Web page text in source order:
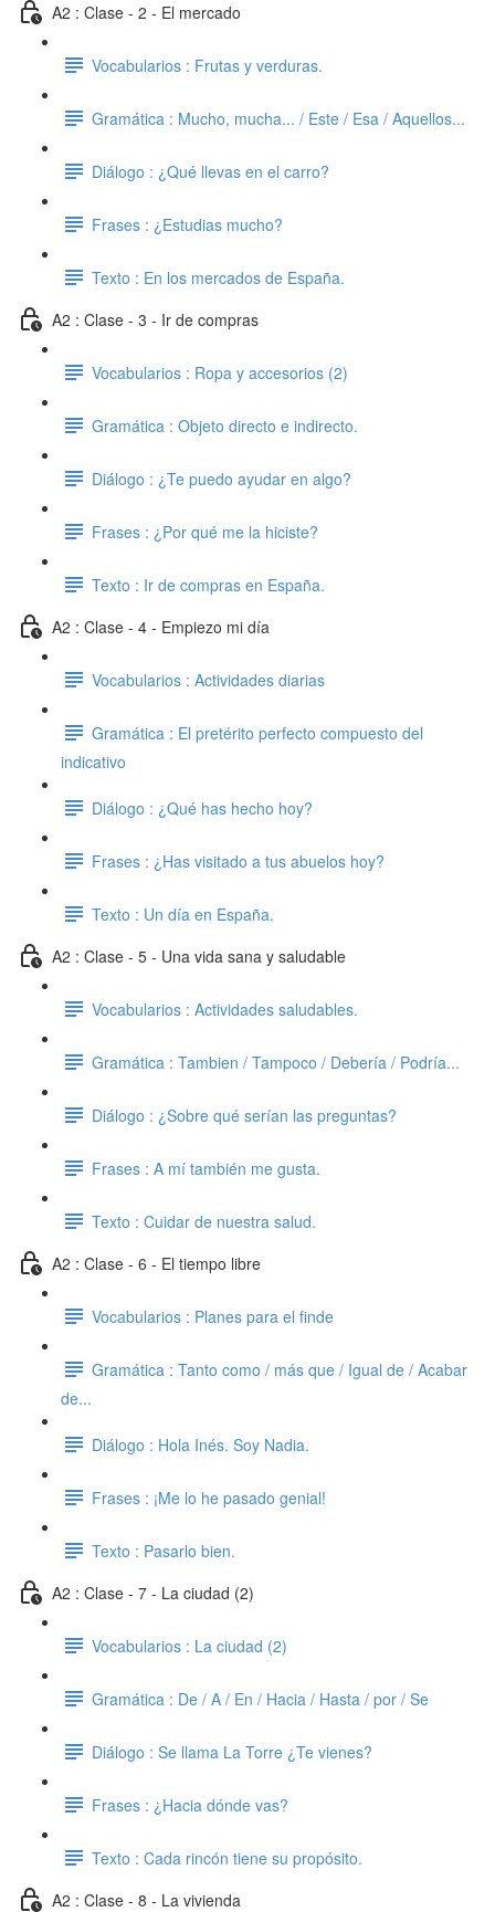
A2 : Clase - 2 - El mercado
Vocabularios : Frutas y verduras.
Gramática : Mucho, mucha... / Este / Esa / Aquellos...
Diálogo : ¿Qué llevas en el carro?
Frases : ¿Estudias mucho?
Texto : En los mercados de España.
A2 : Clase - 3 - Ir de compras
Vocabularios : Ropa y accesorios (2)
Gramática : Objeto directo e indirecto.
Diálogo : ¿Te puedo ayudar en algo?
Frases : ¿Por qué me la hiciste?
Texto : Ir de compras en España.
A2 : Clase - 4 - Empiezo mi día
Vocabularios : Actividades diarias
Gramática : El pretérito perfecto compuesto del
indicativo
Diálogo : ¿Qué has hecho hoy?
Frases : ¿Has visitado a tus abuelos hoy?
Texto : Un día en España.
A2 : Clase - 5 - Una vida sana y saludable
Vocabularios : Actividades saludables.
Gramática : Tambien / Tampoco / Debería / Podría...
Diálogo : ¿Sobre qué serían las preguntas?
Frases : A mí también me gusta.
Texto : Cuidar de nuestra salud.
A2 : Clase - 6 - El tiempo libre
Vocabularios : Planes para el finde
Gramática : Tanto como / más que / Igual de / Acabar
de...
Diálogo : Hola Inés. Soy Nadia.
Frases : ¡Me lo he pasado genial!
Texto : Pasarlo bien.
A2 : Clase - 7 - La ciudad (2)
Vocabularios : La ciudad (2)
Gramática : De / A / En / Hacia / Hasta / por / Se
Diálogo : Se llama La Torre ¿Te vienes?
Frases : ¿Hacia dónde vas?
Texto : Cada rincón tiene su propósito.
A2 : Clase - 8 - La vivienda